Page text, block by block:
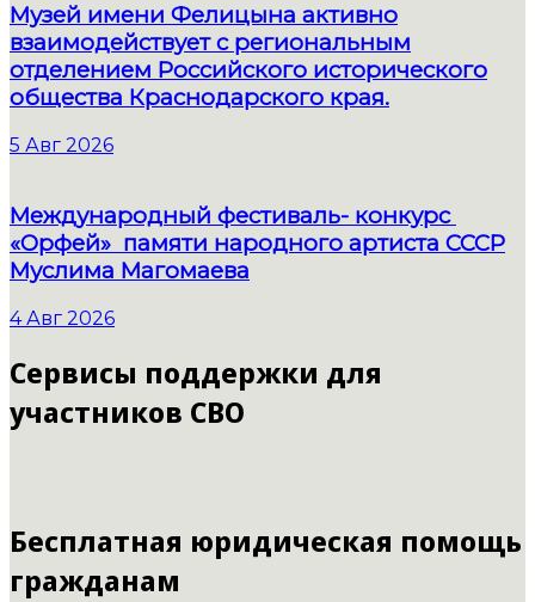
Музей имени Фелицына активно
взаимодействует с региональным
отделением Российского исторического
общества Краснодарского края.
5 Авг 2026
Международный фестиваль- конкурс
«Орфей» памяти народного артиста СССР
Муслима Магомаева
4 Авг 2026
Сервисы поддержки для
участников СВО
Бесплатная юридическая помощь
гражданам